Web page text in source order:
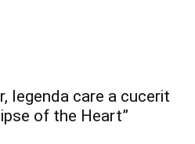
legenda care a cucerit
of the Heart”